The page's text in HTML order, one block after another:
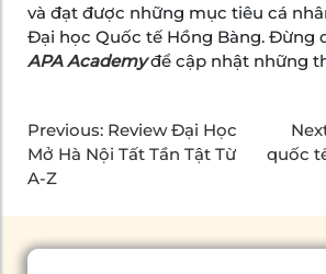
và đạt được những mục tiêu cá
Đại học Quốc tế Hồng Bàng. Đừng
APA Academyđể cập nhật những
Previous: Review Đại Học
Mở Hà Nội Tất Tần Tật Từ
A-Z
quốc